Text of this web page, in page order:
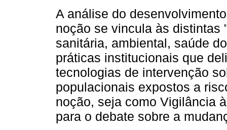
A análise do
noção se vincula às
sanitária, ambiental, saúde
práticas institucionais que
tecnologias de intervenção
populacionais expostos a
noção, seja como Vigilância
para o debate sobre a